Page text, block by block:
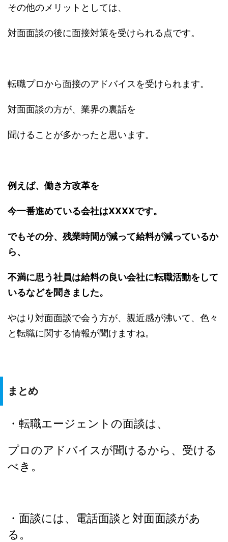
その他のメリットとしては、
対面面談の後に面接対策を受けられる点です。
転職プロから面接のアドバイスを受けられます。
対面面談の方が、業界の裏話を
聞けることが多かったと思います。
例えば、働き方改革を
今一番進めている会社はXXXXです。
でもその分、残業時間が減って給料が減っているか
ら、
不満に思う社員は給料の良い会社に転職活動をして
いるなどを聞きました。
やはり対面面談で会う方が、親近感が沸いて、色々
と転職に関する情報が聞けますね。
まとめ
・転職エージェントの面談は、
プロのアドバイスが聞けるから、受ける
べき。
・面談には、電話面談と対面面談があ
る。